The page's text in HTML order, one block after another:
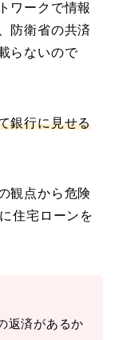
ワークで情報
防衛省の共済
らないので
銀行に見せる
観点から危険
住宅ローンを
返済があるか